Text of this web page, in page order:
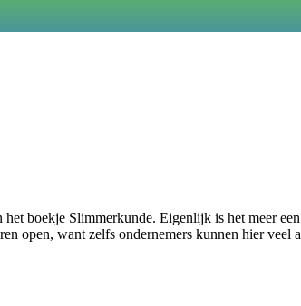
boekje Slimmerkunde. Eigenlijk is het meer
open, want zelfs ondernemers kunnen hier veel